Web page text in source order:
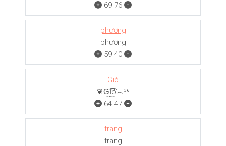
69 76
phương
phương
59 40
Gió
❦G͜͡I͜͡ó︵³⁶
64 47
trang
trang